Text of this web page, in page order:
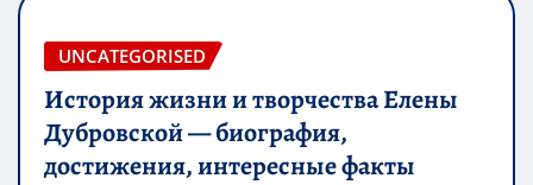
UNCATEGORISED
История жизни и творчества Елены
Дубровской — биография,
достижения, интересные факты